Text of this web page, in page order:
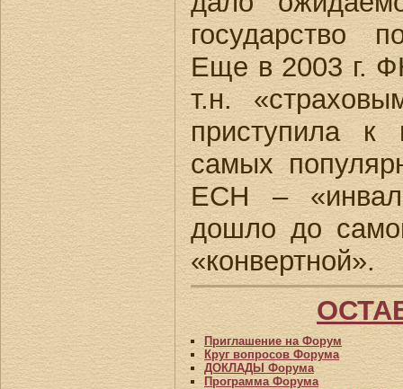
государство
Еще в 2003 г.
т.н.
приступила к
самых
ЕСН –
дошло до
«конвертной».
Приглашение на Форум
Круг вопросов Форума
ДОКЛАДЫ Форума
Программа Форума